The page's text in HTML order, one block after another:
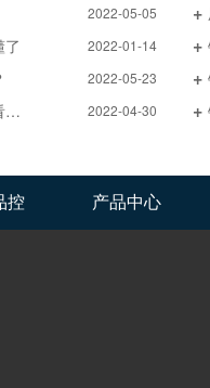
2022-05-05
2022-01-14
2022-05-23
2022-04-30
控 产品中心